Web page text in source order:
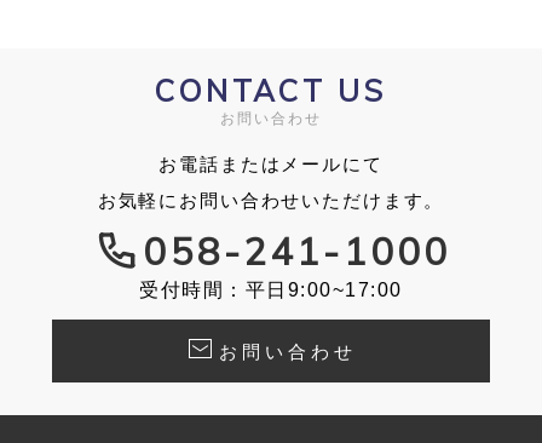
CONTACT US
お問い合わせ
お電話またはメールにて
お気軽にお問い合わせいただけます。
058-241-1000
受付時間：平日9:00~17:00
お問い合わせ